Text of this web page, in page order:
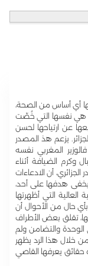
أي أساس من الصحة،
هي نفسها التي خُصّت
عن ارتياحها لحسن
يزعم هذ المصدر
فالوزير المغربي نفسه
وكرم الضيافة أثناء
أن الادعاءات
هدفها على أحد،
التي أظهرتها
بأي حال من الأحوال أن
تقلق بعض الأطراف
والتضامن ولم
خلال هذا الرد يظهر
حقائق يعرفها القاصي